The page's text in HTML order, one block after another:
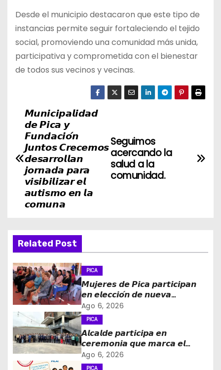
Desde el municipio destacaron que este tipo de
instancias permite seguir fortaleciendo el tejido
social, promoviendo una comunidad más unida,
participativa y comprometida con el bienestar
de todos sus vecinos y vecinas.
N
v
e
c
i
ó
n
d
e
Seguimos
acercando la
salud a la
comunidad.
𝙈𝙪𝙣𝙞𝙘𝙞𝙥𝙖𝙡𝙞𝙙𝙖𝙙
𝙙𝙚 𝙋𝙞𝙘𝙖 𝙮
𝙁𝙪𝙣𝙙𝙖𝙘𝙞𝙤́𝙣
𝙅𝙪𝙣𝙩𝙤𝙨 𝘾𝙧𝙚𝙘𝙚𝙢𝙤𝙨
𝙙𝙚𝙨𝙖𝙧𝙧𝙤𝙡𝙡𝙖𝙣
𝙟𝙤𝙧𝙣𝙖𝙙𝙖 𝙥𝙖𝙧𝙖
𝙫𝙞𝙨𝙞𝙗𝙞𝙡𝙞𝙯𝙖𝙧 𝙚𝙡
𝙖𝙪𝙩𝙞𝙨𝙢𝙤 𝙚𝙣 𝙡𝙖
𝙘𝙤𝙢𝙪𝙣𝙖
Related Post
PICA
𝙈𝙪𝙟𝙚𝙧𝙚𝙨 𝙙𝙚 𝙋𝙞𝙘𝙖 𝙥𝙖𝙧𝙩𝙞𝙘𝙞𝙥𝙖𝙣
𝙚𝙣 𝙚𝙡𝙚𝙘𝙘𝙞𝙤́𝙣 𝙙𝙚 𝙣𝙪𝙚𝙫𝙖
𝙙𝙞𝙧𝙚𝙘𝙩𝙞𝙫𝙖 𝙙𝙚 𝙡𝙖 𝙈𝙚𝙨𝙖 𝙙𝙚 𝙡𝙖
𝙈𝙪𝙟𝙚𝙧 𝙍𝙪𝙧𝙖𝙡 𝙚 𝙄𝙣𝙙𝙞́𝙜𝙚𝙣𝙖
Ago 6, 2026
PICA
𝘼𝙡𝙘𝙖𝙡𝙙𝙚 𝙥𝙖𝙧𝙩𝙞𝙘𝙞𝙥𝙖 𝙚𝙣
𝙘𝙚𝙧𝙚𝙢𝙤𝙣𝙞𝙖 𝙦𝙪𝙚 𝙢𝙖𝙧𝙘𝙖 𝙚𝙡
𝙞𝙣𝙜𝙧𝙚𝙨𝙤 𝙙𝙚 𝙚𝙜𝙧𝙚𝙨𝙖𝙙𝙤𝙨 𝙙𝙚𝙡
𝙇𝙞𝙘𝙚𝙤 𝘽𝙞𝙘𝙚𝙣𝙩𝙚𝙣𝙖𝙧𝙞𝙤 𝙋𝙖𝙙𝙧𝙚
Ago 6, 2026
PICA